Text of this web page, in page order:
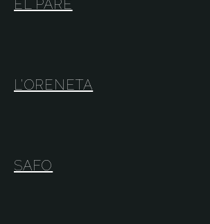
EL PARE
L’ORENETA
SAFO